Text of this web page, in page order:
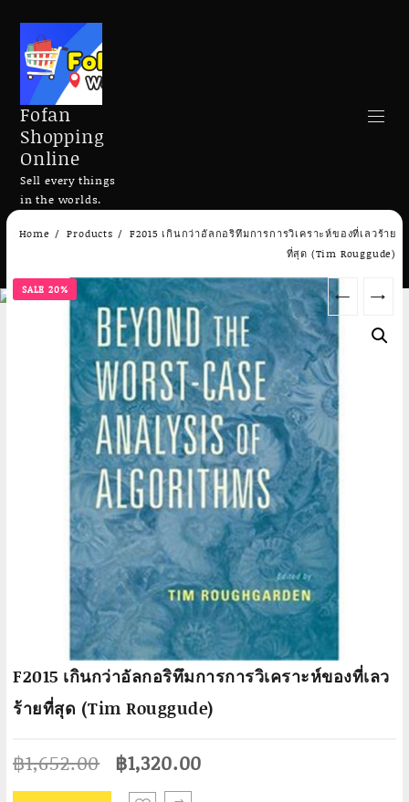
Skip
Fofan
Shopping
Online
Sell every things
in the worlds.
Search
Home Products
F2015 เกินกว่าอัลกอริทึมการการวิเคราะห์ของที่เลวร้าย
ที่สุด (Tim Rouggude)
SALE 20% ← →
F2015 เกินกว่าอัลกอริทึมการการวิเคราะห์ของที่เลว
ร้ายที่สุด (Tim Rouggude)
฿1,652.00 Original
price
฿1,320.00
Add to cart Add to cart